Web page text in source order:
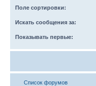
Поле сортировки:
Искать сообщения за:
Показывать первые:
Список форумов